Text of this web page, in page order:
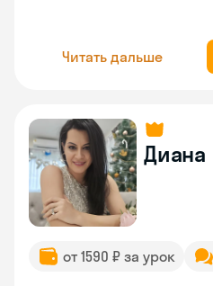
Читать дальше
Диана
от 1590 ₽ за урок